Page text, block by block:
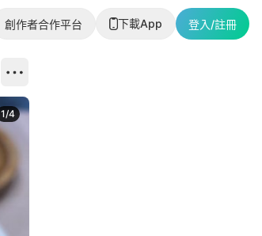
創作者合作平台 下載App 登入/註冊
1/4